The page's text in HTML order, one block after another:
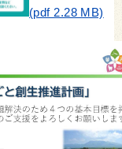
(pdf 2.28 MB)